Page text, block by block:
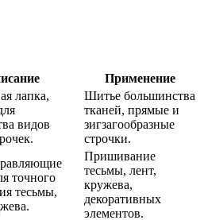
Применение
лапка,
видов
Шитье большинства
тканей, прямые и
зигзагообразные
строчки.
точного
тесьмы,
Пришивание
тесьмы, лент,
кружева,
декоративных
элементов.